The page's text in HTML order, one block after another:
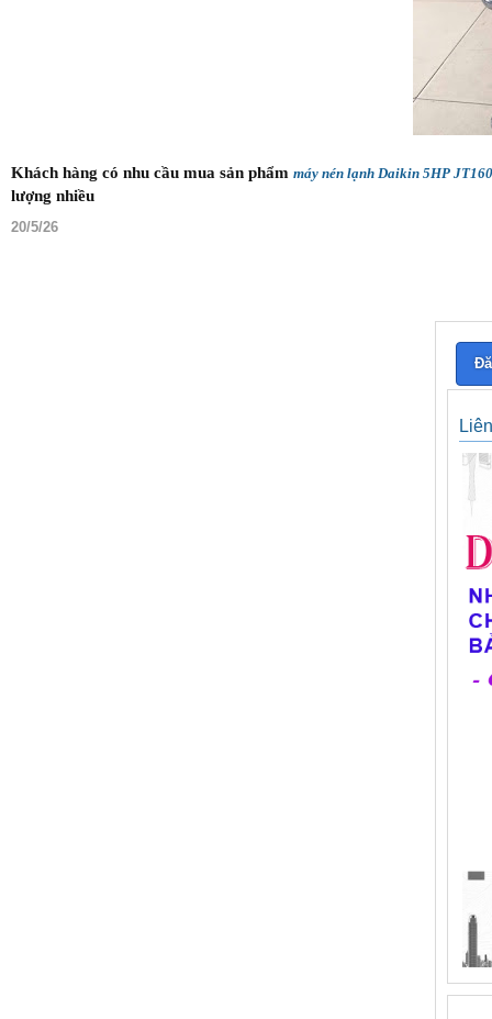
Khách hàng có nhu cầu mua sản phẩm máy nén lạnh Daikin 5HP
lượng nhiều
20/5/26